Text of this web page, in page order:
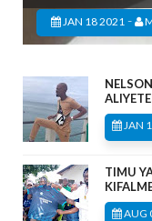
JAN 18 2021 -
JAN
TIMU
AUG